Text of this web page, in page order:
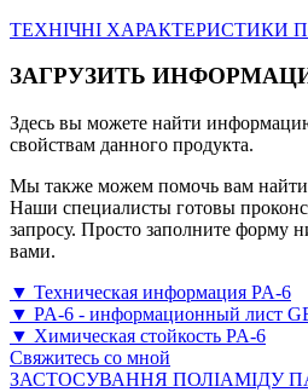
ТЕХНІЧНІ ХАРАКТЕРИСТИКИ
ЗАГРУЗИТЬ
Здесь вы можете найти
свойствам данного продукта.
Мы также можем помочь вам
Наши специалисты готовы
запросу. Просто заполните форму
вами.
▼ Техническая информация PA-6
▼ PA-6 - информационный лист
▼ Химическая стойкость PA-6
Свяжитесь со мной
ЗАСТОСУВАННЯ ПОЛІАМІДУ